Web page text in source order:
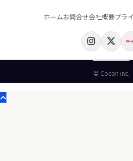
ホームお問合せ会社概要プラ
© Cocon inc.